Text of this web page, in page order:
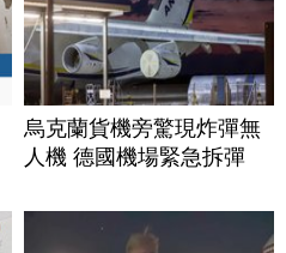
烏克蘭貨機旁驚現炸彈無
人機 德國機場緊急拆彈